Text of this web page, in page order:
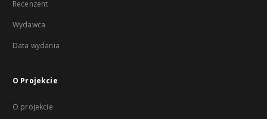
Recenzent
Wydawca
Data wydania
O Projekcie
O projekcie